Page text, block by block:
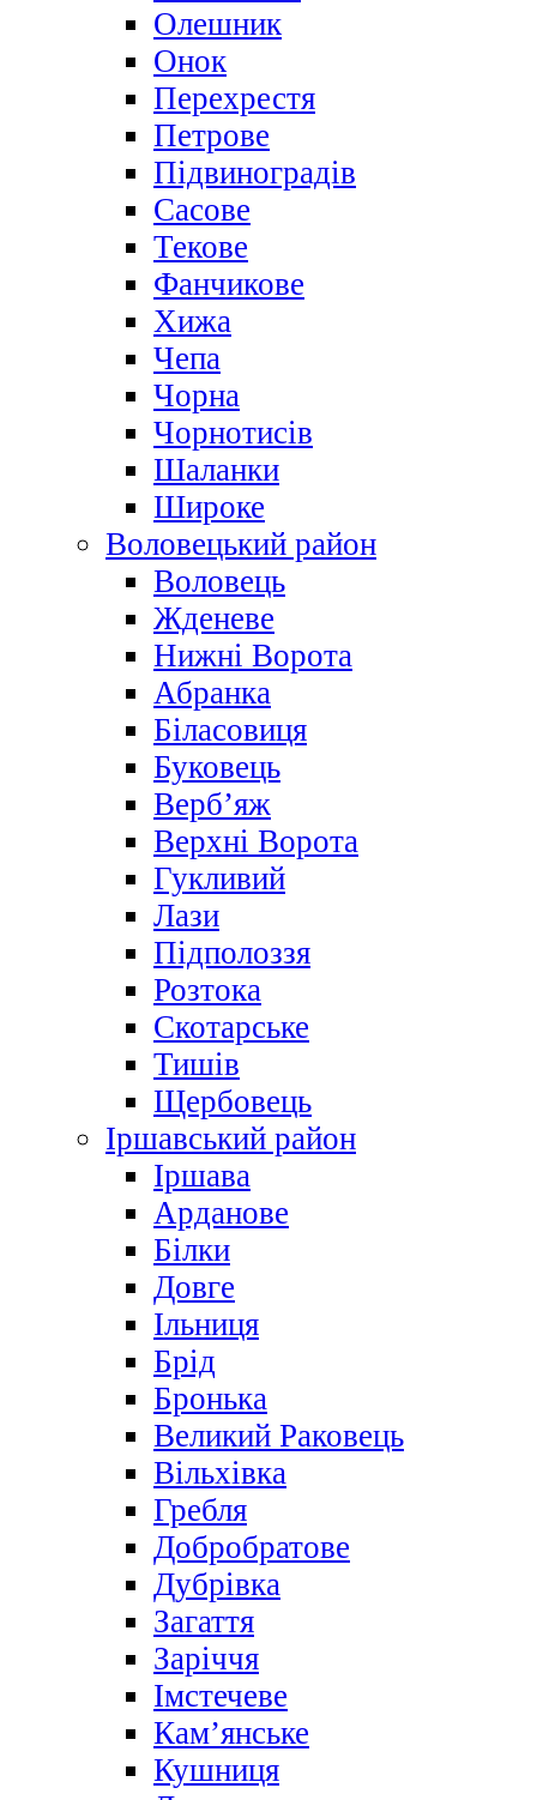
Олешник
Онок
Перехрестя
Петрове
Підвиноградів
Сасове
Текове
Фанчикове
Хижа
Чепа
Чорна
Чорнотисів
Шаланки
Широке
Воловецький район
Воловець
Жденеве
Нижні Ворота
Абранка
Біласовиця
Буковець
Верб’яж
Верхні Ворота
Гукливий
Лази
Підполоззя
Розтока
Скотарське
Тишів
Щербовець
Іршавський район
Іршава
Арданове
Білки
Довге
Ільниця
Брід
Бронька
Великий Раковець
Вільхівка
Гребля
Добробратове
Дубрівка
Загаття
Заріччя
Імстечеве
Кам’янське
Кушниця